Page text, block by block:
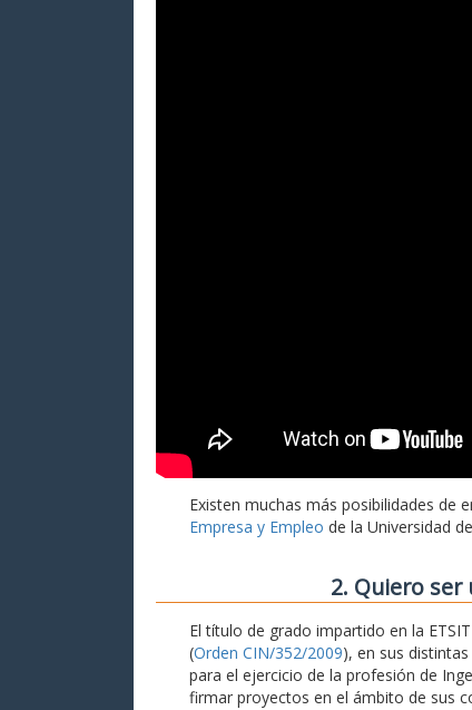
Existen muchas más posibilidades de
Empresa y Empleo de la Universidad
2. Quiero ser
El título de grado impartido en la
(Orden CIN/352/2009), en sus
para el ejercicio de la profesión de
firmar proyectos en el ámbito de sus